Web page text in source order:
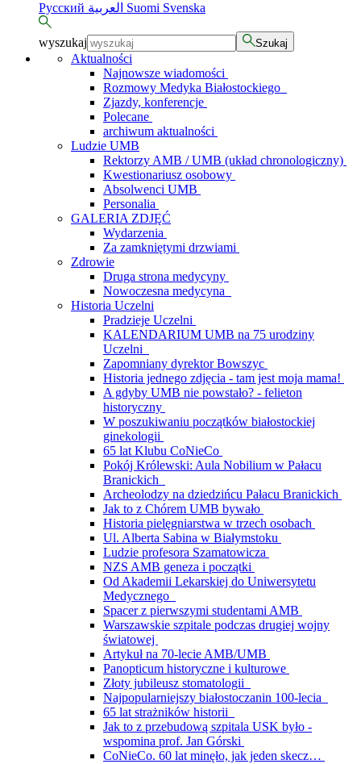
Русский
Suomi Svenska
wyszukaj Szukaj
Aktualności
Najnowsze wiadomości
Rozmowy Medyka Białostockiego
Zjazdy, konferencje
Polecane
archiwum aktualności
Ludzie UMB
Rektorzy AMB / UMB (układ chronologiczny)
Kwestionariusz osobowy
Absolwenci UMB
Personalia
GALERIA ZDJĘĆ
Wydarzenia
Za zamkniętymi drzwiami
Zdrowie
Druga strona medycyny
Nowoczesna medycyna
Historia Uczelni
Pradzieje Uczelni
KALENDARIUM UMB na 75 urodziny
Uczelni
Zapomniany dyrektor Bowszyc
Historia jednego zdjęcia - tam jest moja mama!
A gdyby UMB nie powstało? - felieton
historyczny
W poszukiwaniu początków białostockiej
ginekologii
65 lat Klubu CoNieCo
Pokój Królewski: Aula Nobilium w Pałacu
Branickich
Archeolodzy na dziedzińcu Pałacu Branickich
Jak to z Chórem UMB bywało
Historia pielęgniarstwa w trzech osobach
Ul. Alberta Sabina w Białymstoku
Ludzie profesora Szamatowicza
NZS AMB geneza i początki
Od Akademii Lekarskiej do Uniwersytetu
Medycznego
Spacer z pierwszymi studentami AMB
Warszawskie szpitale podczas drugiej wojny
światowej
Artykuł na 70-lecie AMB/UMB
Panopticum historyczne i kulturowe
Złoty jubileusz stomatologii
Najpopularniejszy białostoczanin 100-lecia
65 lat strażników historii
Jak to z przebudową szpitala USK było -
wspomina prof. Jan Górski
CoNieCo. 60 lat minęło, jak jeden skecz…